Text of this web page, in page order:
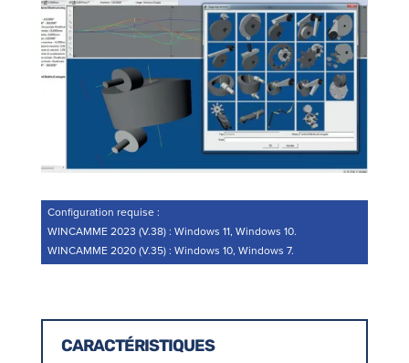
Configuration requise :
WINCAMME 2023 (V.38) : Windows 11, Windows 10.
WINCAMME 2020 (V.35) : Windows 10, Windows 7.
CARACTÉRISTIQUES